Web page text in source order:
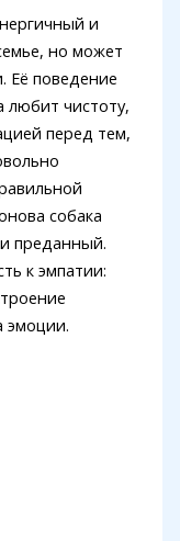
и
но может
Её поведение
любит чистоту,
перед тем,
собака
преданный.
к эмпатии:
эмоции.